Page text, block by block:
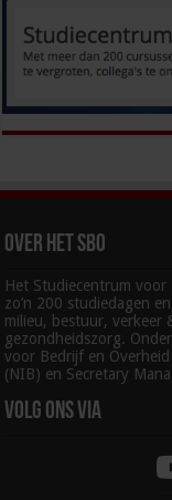
Over het SBO
Het Studiecentrum voor
zo’n 200 studiedagen
milieu, bestuur, verkeer
gezondheidszorg.
voor Bedrijf en
(NIB) en Secretary
Volg ons via